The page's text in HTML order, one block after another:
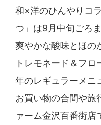
和×洋のひんやりコ
つ」は9月中旬ごろま
爽やかな酸味とほの
トレモネード＆フ
年のレギュラーメ
お買い物の合間や旅
ァーム金沢百番街店